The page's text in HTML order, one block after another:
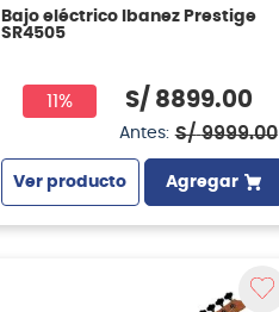
Bajo eléctrico Ibanez Prestige
SR4505
11% S/ 8899.00
Antes: S/ 9999.00
Ver producto Agregar